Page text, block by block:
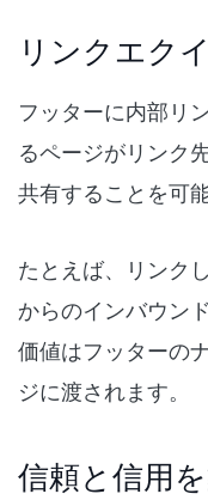
リンクエク
フッターに内部リ
るページがリンク
共有することを可
たとえば、リンク
からのインバウン
価値はフッターの
ジに渡されます。
信頼と信用